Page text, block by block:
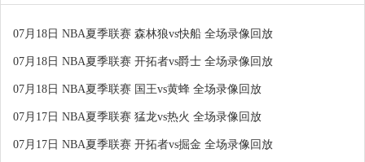
07月18日 NBA夏季联赛 森林狼vs快船 全场录像回放
07月18日 NBA夏季联赛 开拓者vs爵士 全场录像回放
07月18日 NBA夏季联赛 国王vs黄蜂 全场录像回放
07月17日 NBA夏季联赛 猛龙vs热火 全场录像回放
07月17日 NBA夏季联赛 开拓者vs掘金 全场录像回放